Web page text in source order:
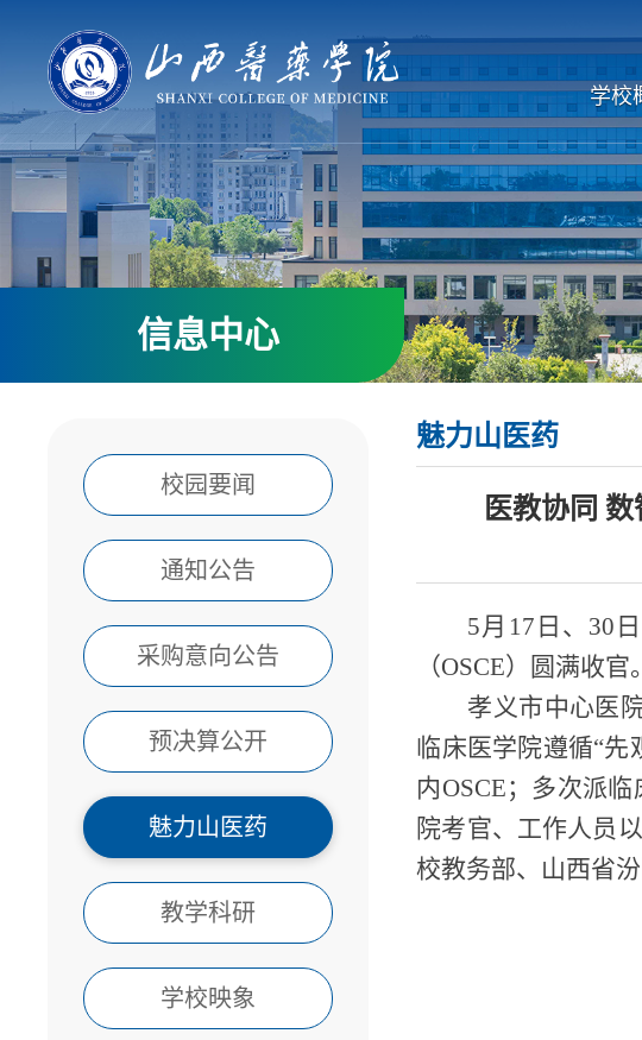
学校
信息中心
校园要闻
通知公告
采购意向公告
预决算公开
魅力山医药
教学科研
学校映象
魅力山医药
医教协同
5月17日、30
（OSCE）圆满收官。
孝义市中心医
临床医学院遵循“先
内OSCE；多次派
院考官、工作人员
校教务部、山西省